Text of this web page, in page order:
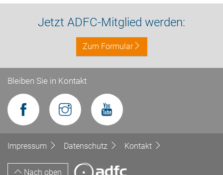
Jetzt ADFC-Mitglied werden:
Zum Formular
Bleiben Sie in Kontakt
Impressum Datenschutz Kontakt
Nach oben